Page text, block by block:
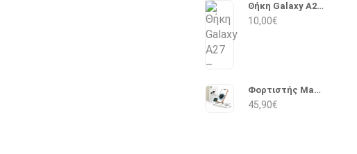
Θήκη Galaxy A27 – Tech-Protect Camshield Pro (Μαύρο)
10,00€
Φορτιστής Magsafe 25W Tech-Protect ArcticBoost A51 (Λευκό)
45,90€